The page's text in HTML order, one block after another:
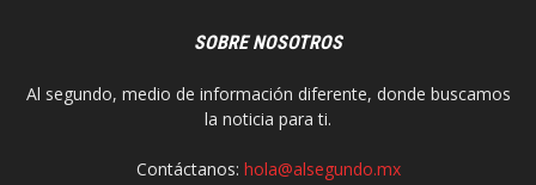
SOBRE NOSOTROS
Al segundo, medio de información diferente, donde buscamos
la noticia para ti.
Contáctanos: hola@alsegundo.mx